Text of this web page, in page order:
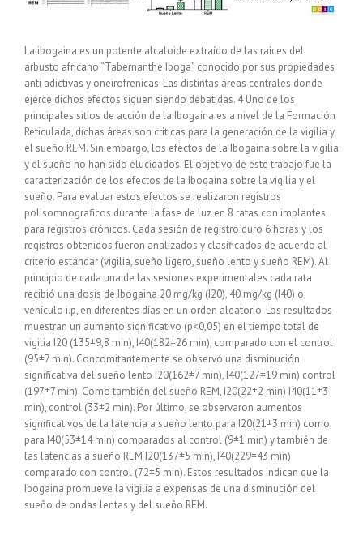
La ibogaina es un potente alcaloide extraído de las raíces del
arbusto africano “Tabernanthe Iboga” conocido por sus propiedades
anti adictivas y oneirofrenicas. Las distintas áreas centrales donde
ejerce dichos efectos siguen siendo debatidas. 4 Uno de los
principales sitios de acción de la Ibogaina es a nivel de la Formación
Reticulada, dichas áreas son críticas para la generación de la vigilia y
el sueño REM. Sin embargo, los efectos de la Ibogaina sobre la vigilia
y el sueño no han sido elucidados. El objetivo de este trabajo fue la
caracterización de los efectos de la Ibogaina sobre la vigilia y el
sueño. Para evaluar estos efectos se realizaron registros
polisomnograficos durante la fase de luz en 8 ratas con implantes
para registros crónicos. Cada sesión de registro duro 6 horas y los
registros obtenidos fueron analizados y clasificados de acuerdo al
criterio estándar (vigilia, sueño ligero, sueño lento y sueño REM). Al
principio de cada una de las sesiones experimentales cada rata
recibió una dosis de Ibogaina 20 mg/kg (I20), 40 mg/kg (I40) o
vehículo i.p, en diferentes días en un orden aleatorio. Los resultados
muestran un aumento significativo (p<0,05) en el tiempo total de
vigilia I20 (135±9,8 min), I40(182±26 min), comparado con el control
(95±7 min). Concomitantemente se observó una disminución
significativa del sueño lento I20(162±7 min), I40(127±19 min) control
(197±7 min). Como también del sueño REM, I20(22±2 min) I40(11±3
min), control (33±2 min). Por último, se observaron aumentos
significativos de la latencia a sueño lento para I20(21±3 min) como
para I40(53±14 min) comparados al control (9±1 min) y también de
las latencias a sueño REM I20(137±5 min), I40(229±43 min)
comparado con control (72±5 min). Estos resultados indican que la
Ibogaina promueve la vigilia a expensas de una disminución del
sueño de ondas lentas y del sueño REM.